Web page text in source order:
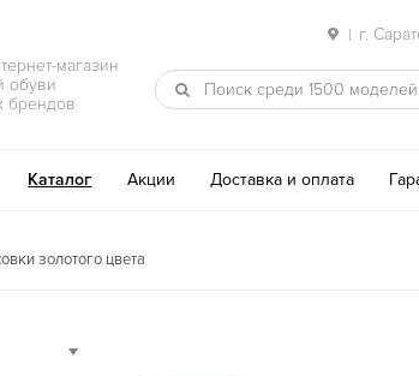
| г.
магазин
обуви
брендов
Каталог Акции Доставка и оплата
золотого цвета